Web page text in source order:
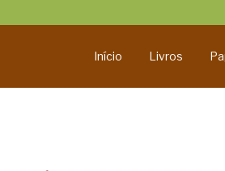
Início Livros